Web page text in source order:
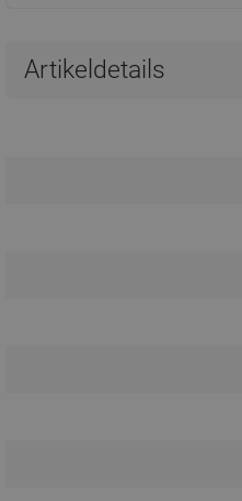
Artikeldetails